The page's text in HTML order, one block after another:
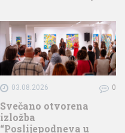
03.08.2026 0
Svečano otvorena
izložba
“Poslijepodneva u